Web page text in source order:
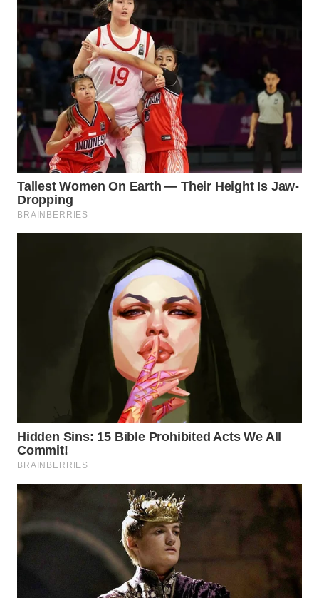
SAMOSIR
WN
PADANG
WN
SUMEDANG
WN
CIANJUR
WN
KEPULAUAN
WN
INDRAMAYU
MAJALENGKA